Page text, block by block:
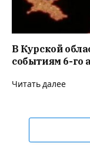
В Курской
событиям 6-го
Читать далее